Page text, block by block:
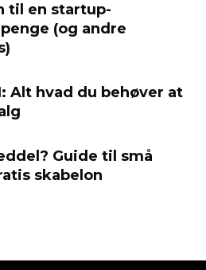
til en startup-
(og andre
Alt hvad du behøver at
Guide til små
skabelon